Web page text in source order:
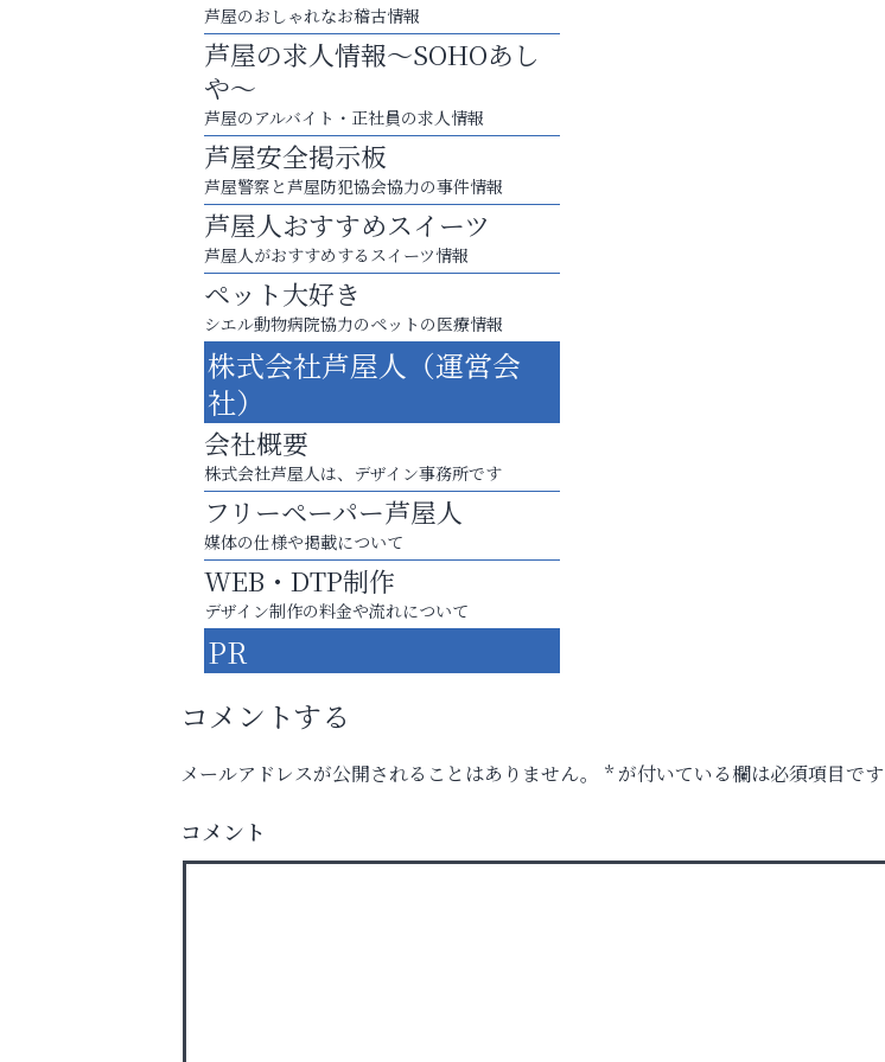
お一人おひとりに合う治療をご提案
口元から始まる、自分らしい毎日を
そうさくてっぱん樹々
８周年コースが半額以下の8,000円！
おそうじ本舗芦屋東
芦屋のおしゃれなお稽古情報
芦屋の求人情報～SOHOあし
や～
芦屋のアルバイト・正社員の求人情報
芦屋安全掲示板
芦屋警察と芦屋防犯協会協力の事件情報
芦屋人おすすめスイーツ
芦屋人がおすすめするスイーツ情報
ペット大好き
シエル動物病院協力のペットの医療情報
株式会社芦屋人（運営会
社）
会社概要
株式会社芦屋人は、デザイン事務所です
フリーペーパー芦屋人
媒体の仕様や掲載について
WEB・DTP制作
デザイン制作の料金や流れについて
PR
コメントする
メールアドレスが公開されることはありません。 *が付いている欄は必須項目です
コメント